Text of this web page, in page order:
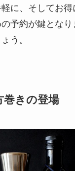
に、そしてお得
予約が鍵とな
う。
巻きの登場